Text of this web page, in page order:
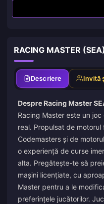
RACING MASTER
Descriere Invită
Despre Racing Master
Racing Master este un
real. Propulsat de
Codemasters și de
o experiență de curse
alta. Pregătește-te să
mașini licențiate, cu
Master pentru a le
preferințele jucătorilor.